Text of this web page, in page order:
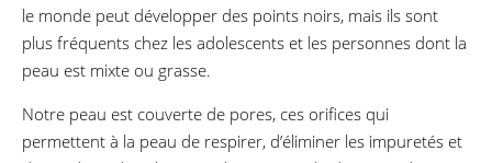
le monde peut développer des points noirs, mais ils sont
plus fréquents chez les adolescents et les personnes dont la
peau est mixte ou grasse.
Notre peau est couverte de pores, ces orifices qui
permettent à la peau de respirer, d’éliminer les impuretés et